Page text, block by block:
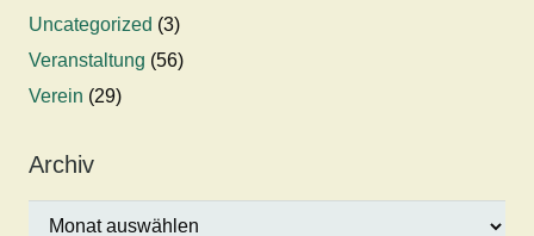
Uncategorized (3)
Veranstaltung (56)
Verein (29)
Archiv
Archiv